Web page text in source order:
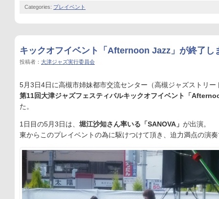
Categories: プレイベント
キックオフイベント「Afternoon Jazz」が終了し
投稿者： 大津ジャズ実行委員会
5月3日4日に高槻市姉妹都市交流センター（高槻ジャズストリー
第11回大津ジャズフェスティバルキックオフイベント「
た。
1日目の5月3日は、 堀江沙知さん率いる「SANOVA」 が出演。
東からこのプレイベントの為に駆けつけて頂き、迫力満点の演